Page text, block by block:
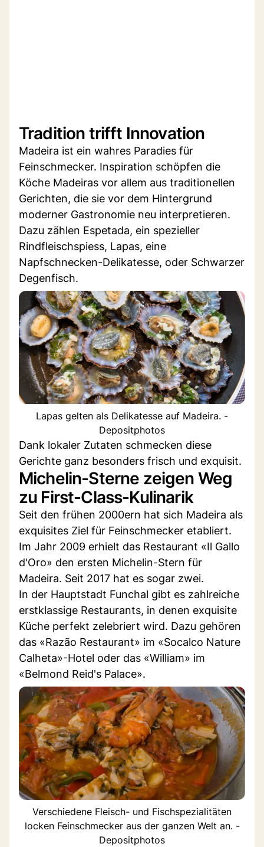
Tradition trifft Innovation
Madeira ist ein wahres Paradies für
Feinschmecker. Inspiration schöpfen die
Köche Madeiras vor allem aus traditionellen
Gerichten, die sie vor dem Hintergrund
moderner Gastronomie neu interpretieren.
Dazu zählen Espetada, ein spezieller
Rindfleischspiess, Lapas, eine
Napfschnecken-Delikatesse, oder Schwarzer
Degenfisch.
Lapas gelten als Delikatesse auf Madeira. -
Depositphotos
Dank lokaler Zutaten schmecken diese
Gerichte ganz besonders frisch und exquisit.
Michelin-Sterne zeigen Weg
zu First-Class-Kulinarik
Seit den frühen 2000ern hat sich Madeira als
exquisites Ziel für Feinschmecker etabliert.
Im Jahr 2009 erhielt das Restaurant «Il Gallo
d'Oro» den ersten Michelin-Stern für
Madeira. Seit 2017 hat es sogar zwei.
In der Hauptstadt Funchal gibt es zahlreiche
erstklassige Restaurants, in denen exquisite
Küche perfekt zelebriert wird. Dazu gehören
das «Razão Restaurant» im «Socalco Nature
Calheta»-Hotel oder das «William» im
«Belmond Reid's Palace».
Verschiedene Fleisch- und Fischspezialitäten
locken Feinschmecker aus der ganzen Welt an. -
Depositphotos